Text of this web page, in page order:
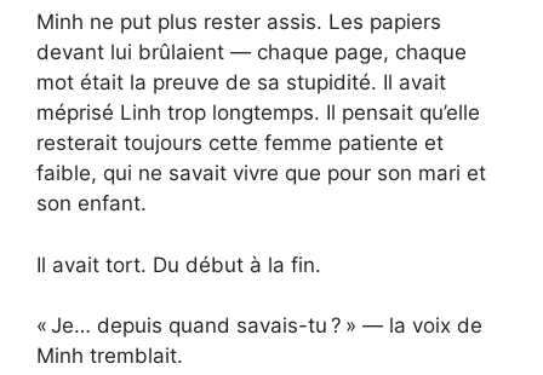
Minh ne put plus rester assis. Les papiers
devant lui brûlaient — chaque page, chaque
mot était la preuve de sa stupidité. Il avait
méprisé Linh trop longtemps. Il pensait qu’elle
resterait toujours cette femme patiente et
faible, qui ne savait vivre que pour son mari et
son enfant.
Il avait tort. Du début à la fin.
« Je… depuis quand savais-tu ? » — la voix de
Minh tremblait.